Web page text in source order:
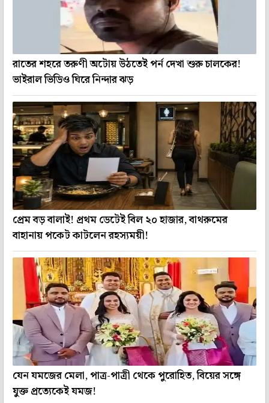
রাতের শহরে তরুণী অটোয় উঠতেই পর্ন দেখা শুরু চালকের!
ভাইরাল ভিডিও ঘিরে নিন্দার ঝড়
প্রেম বড় বালাই! প্রথম ডেটেই বিল ২০ হাজার, বাথরুমের
বাহানায় পকেট কাটলেন রহস্যময়ী!
যেন যমজের মেলা, পাত্র-পাত্রী থেকে পুরোহিত, বিয়ের সঙ্গে
যুক্ত প্রত্যেকেই যমজ!